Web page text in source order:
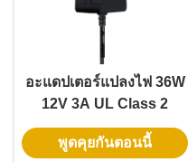
อะแดปเตอร์แปลงไฟ 36W
12V 3A UL Class 2
สำหรับไฟ LED Strip
พร้อมรับประกัน 3 ปี และ
พูดคุยกันตอนนี้